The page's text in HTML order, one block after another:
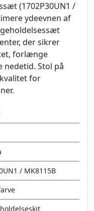
(1702P30UN1 /
ydeevnen af
der sikrer
forlænge
nedetid. Stol på
for
/ MK8115B